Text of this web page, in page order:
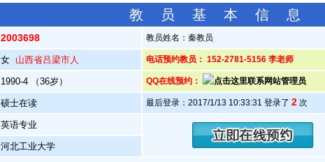
教 员 基 本 信 息
2003698 教员姓名：秦教员
女 山西省吕梁市人 电话预约教员： 152-2781-5156 李老师
1990-4 （36岁） QQ在线预约：
硕士在读 最后登录：2017/1/13 10:33:31 登录了 2次
英语专业
河北工业大学